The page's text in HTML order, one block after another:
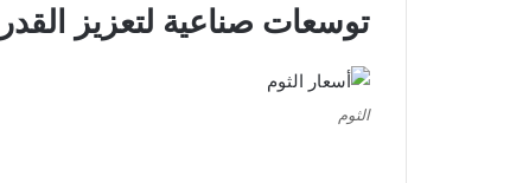
توسعات صناعية لتعزيز
الثوم